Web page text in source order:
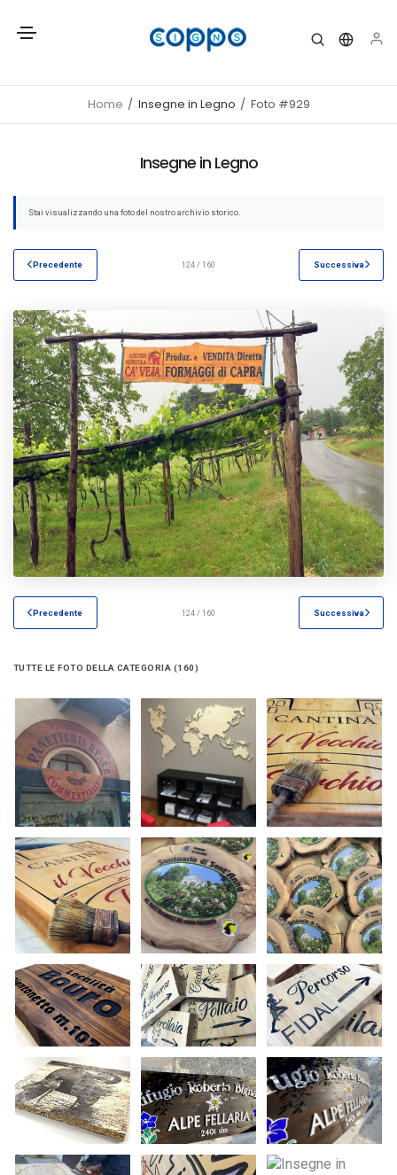
Home Insegne in Legno Foto #929
Insegne in Legno
Stai visualizzando una foto del nostro archivio storico.
Precedente 124 / 160 Successiva
Precedente 124 / 160 Successiva
TUTTE LE FOTO DELLA CATEGORIA (160)